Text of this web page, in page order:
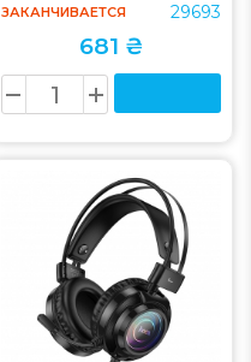
ЗАКАНЧИВАЕТСЯ 29693
681 ₴